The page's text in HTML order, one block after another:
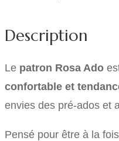
Description
Le patron Rosa Ado
confortable et
envies des pré-ados et
Pensé pour être à la fois